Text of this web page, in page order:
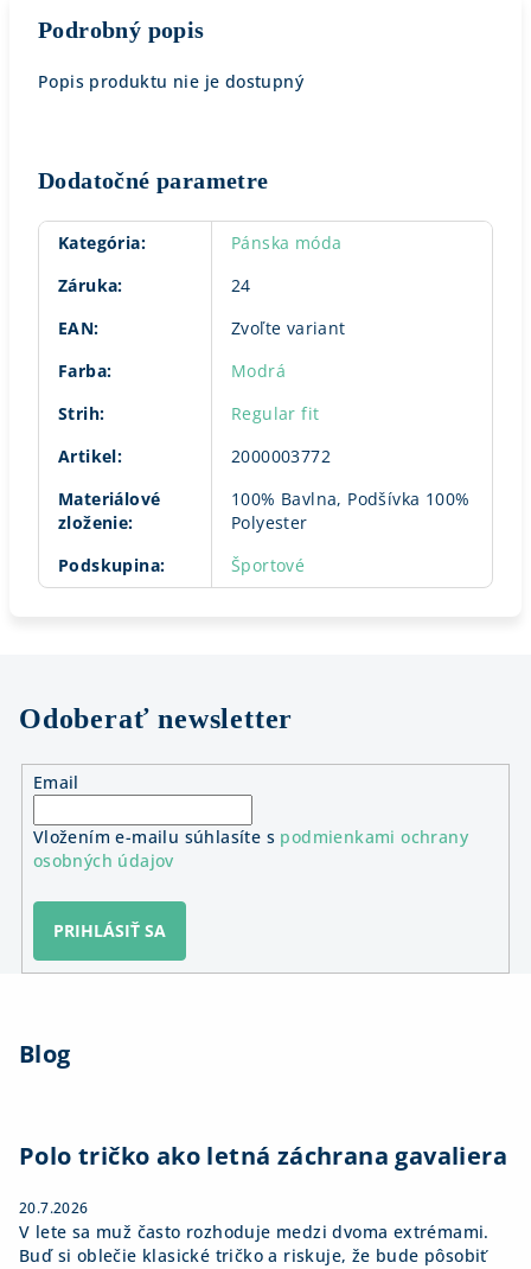
Podrobný popis
Popis produktu nie je dostupný
Dodatočné parametre
Kategória:
Pánska móda
Záruka:
24
EAN:
Zvoľte variant
Farba:
Modrá
Strih:
Regular fit
Artikel:
2000003772
Materiálové
zloženie:
100% Bavlna, Podšívka 100%
Polyester
Podskupina: Športové
Odoberať newsletter
Email
Vložením e-mailu súhlasíte s podmienkami ochrany
osobných údajov
PRIHLÁSIŤ SA
Blog
Polo tričko ako letná záchrana gavaliera
20.7.2026
V lete sa muž často rozhoduje medzi dvoma extrémami.
Buď si oblečie klasické tričko a riskuje, že bude pôsobiť